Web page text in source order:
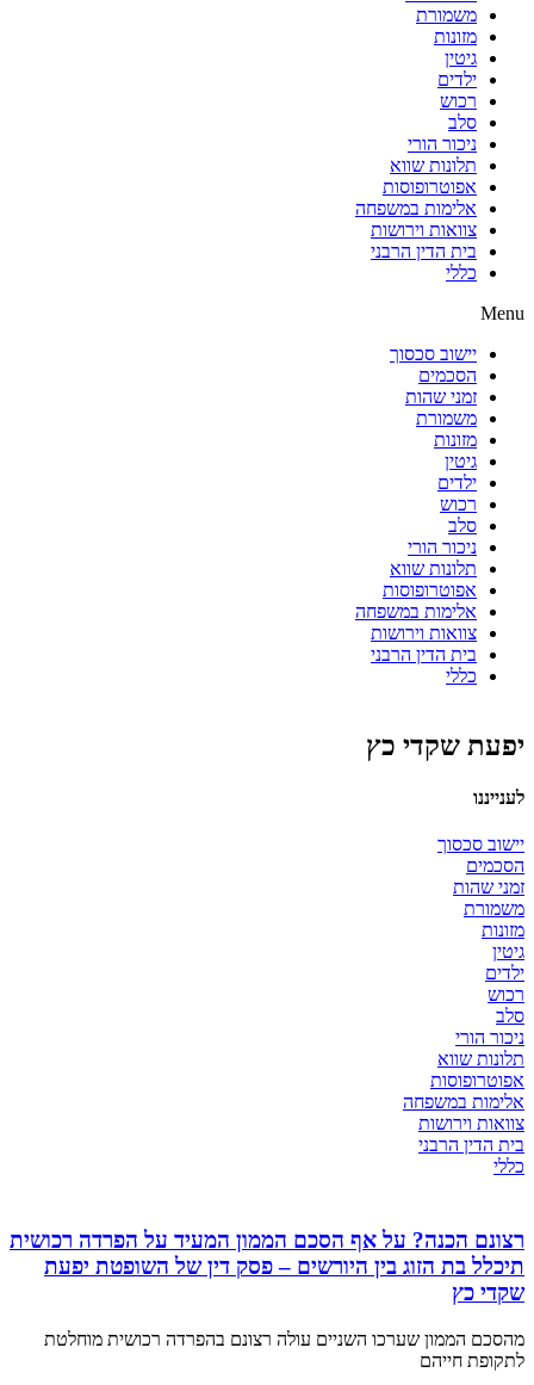
משמורת
מזונות
גיטין
ילדים
רכוש
סלב
ניכור הורי
תלונות שווא
אפוטרופוסות
אלימות במשפחה
צוואות וירושות
בית הדין הרבני
כללי
Menu
יישוב סכסוך
הסכמים
זמני שהות
משמורת
מזונות
גיטין
ילדים
רכוש
סלב
ניכור הורי
תלונות שווא
אפוטרופוסות
אלימות במשפחה
צוואות וירושות
בית הדין הרבני
כללי
יפעת שקדי כץ
לענייננו
יישוב סכסוך
הסכמים
זמני שהות
משמורת
מזונות
גיטין
ילדים
רכוש
סלב
ניכור הורי
תלונות שווא
אפוטרופוסות
אלימות במשפחה
צוואות וירושות
בית הדין הרבני
כללי
רצונם הכנה? על אף הסכם הממון המעיד על הפרדה רכושית
תיכלל בת הזוג בין היורשים – פסק דין של השופטת יפעת
שקדי כץ
מהסכם הממון שערכו השניים עולה רצונם בהפרדה רכושית מוחלטת
לתקופת חייהם